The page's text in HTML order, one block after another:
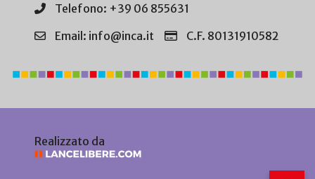
Telefono: +39 06 855631
Email: info@inca.it
C.F. 80131910582
Realizzato da